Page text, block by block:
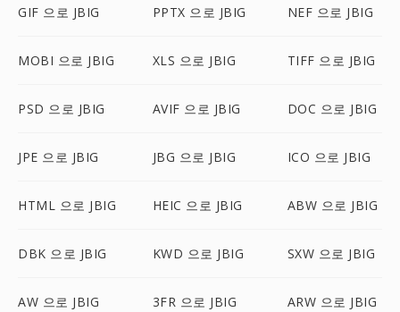
GIF 으로 JBIG PPTX 으로 JBIG NEF 으로 JBIG
MOBI 으로 JBIG XLS 으로 JBIG TIFF 으로 JBIG
PSD 으로 JBIG AVIF 으로 JBIG DOC 으로 JBIG
JPE 으로 JBIG JBG 으로 JBIG ICO 으로 JBIG
HTML 으로 JBIG HEIC 으로 JBIG ABW 으로 JBIG
DBK 으로 JBIG KWD 으로 JBIG SXW 으로 JBIG
AW 으로 JBIG 3FR 으로 JBIG ARW 으로 JBIG